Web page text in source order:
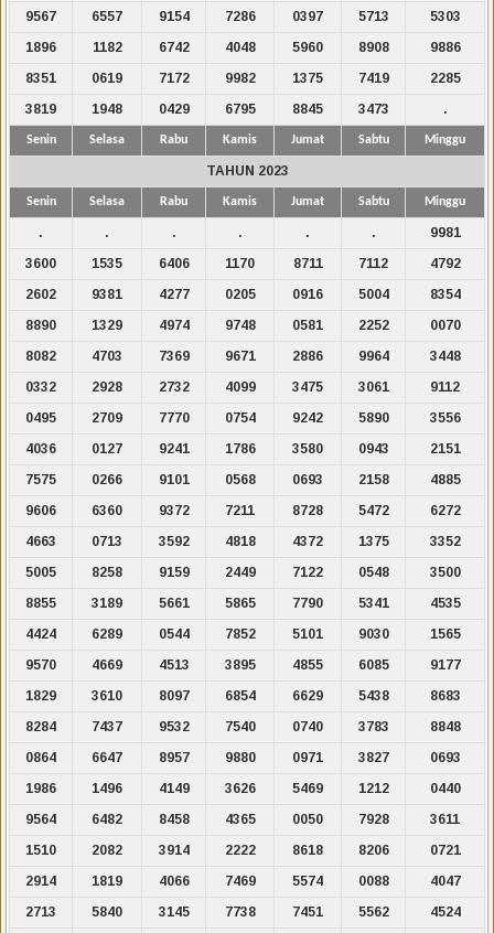
9567
6557 9154 7286 0397 5713
5303
1896
1182 6742 4048 5960 8908
9886
8351
0619 7172 9982 1375 7419
2285
3819
1948 0429 6795 8845 3473 .
Senin Selasa Rabu Kamis Jumat Sabtu Minggu
TAHUN 2023
Senin Selasa Rabu Kamis Jumat Sabtu Minggu
. . . . . .
9981
3600
1535 6406 1170 8711 7112
4792
2602
9381 4277 0205 0916 5004
8354
8890
1329 4974 9748 0581 2252
0070
8082
4703 7369 9671 2886 9964
3448
0332
2928 2732 4099 3475 3061
9112
0495
2709 7770 0754 9242 5890
3556
4036
0127 9241 1786 3580 0943
2151
7575
0266 9101 0568 0693 2158
4885
9606
6360 9372 7211 8728 5472
6272
4663
0713 3592 4818 4372 1375
3352
5005
8258 9159 2449 7122 0548
3500
8855
3189 5661 5865 7790 5341
4535
4424
6289 0544 7852 5101 9030
1565
9570
4669 4513 3895 4855 6085
9177
1829
3610 8097 6854 6629 5438
8683
8284
7437 9532 7540 0740 3783
8848
0864
6647 8957 9880 0971 3827
0693
1986
1496 4149 3626 5469 1212
0440
9564
6482 8458 4365 0050 7928
3611
1510
2082 3914 2222 8618 8206
0721
2914
1819 4066 7469 5574 0088
4047
2713
5840 3145 7738 7451 5562
4524